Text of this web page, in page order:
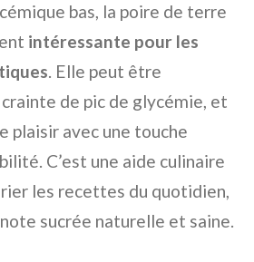
bas, la poire de terre
intéressante pour les
. Elle peut être
de pic de glycémie, et
plaisir avec une touche
C’est une aide culinaire
les recettes du quotidien,
sucrée naturelle et saine.